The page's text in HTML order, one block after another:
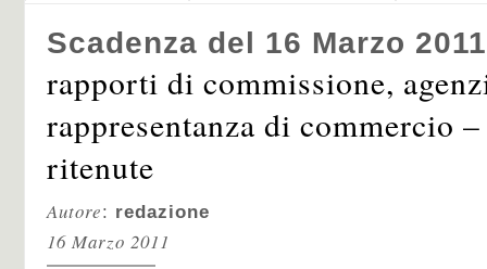
Scadenza del 16 Marzo 2011
rapporti di commissione,
rappresentanza di commercio
ritenute
Autore: redazione
16 Marzo 2011